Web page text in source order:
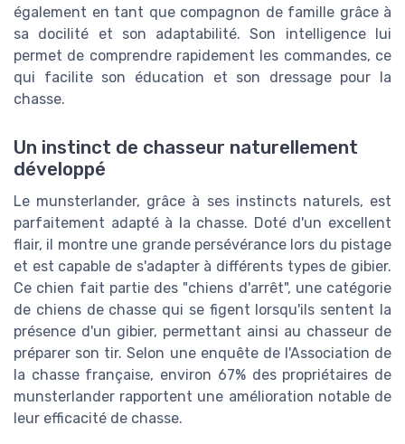
également en tant que compagnon de famille grâce à
sa docilité et son adaptabilité. Son intelligence lui
permet de comprendre rapidement les commandes, ce
qui facilite son éducation et son dressage pour la
chasse.
Un instinct de chasseur naturellement
développé
Le munsterlander, grâce à ses instincts naturels, est
parfaitement adapté à la chasse. Doté d'un excellent
flair, il montre une grande persévérance lors du pistage
et est capable de s'adapter à différents types de gibier.
Ce chien fait partie des "chiens d'arrêt", une catégorie
de chiens de chasse qui se figent lorsqu'ils sentent la
présence d'un gibier, permettant ainsi au chasseur de
préparer son tir. Selon une enquête de l'Association de
la chasse française, environ 67% des propriétaires de
munsterlander rapportent une amélioration notable de
leur efficacité de chasse.